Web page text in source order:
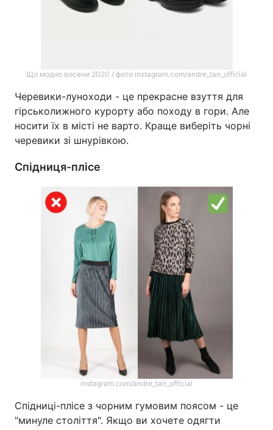
Що модно восени 2020 / фото instagram.com/andre_tan_official
Черевики-луноходи - це прекрасне взуття для
гірськолижного курорту або походу в гори. Але
носити їх в місті не варто. Краще виберіть чорні
черевики зі шнурівкою.
Спідниця-плісе
instagram.com/andre_tan_official
Спідниці-плісе з чорним гумовим поясом - це
"минуле століття". Якщо ви хочете одягти